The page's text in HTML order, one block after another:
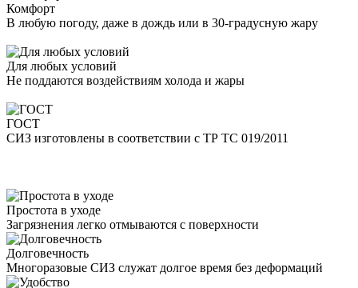
Комфорт
В любую погоду, даже в дождь или в 30-градусную жару
Для любых условий
Не поддаются воздействиям холода и жары
ГОСТ
СИЗ изготовлены в соответствии с ТР ТС 019/2011
Простота в уходе
Загрязнения легко отмываются с поверхности
Долговечность
Многоразовые СИЗ служат долгое время без деформаций